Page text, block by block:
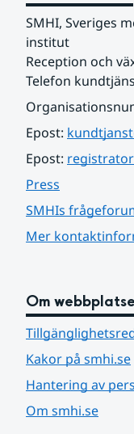
SMHI, Sveriges
institut
Reception och
Telefon
Epost:
Epost:
Press
SMHIs
Mer
Om
Kakor på smhi.se
Hantering av
Om smhi.se